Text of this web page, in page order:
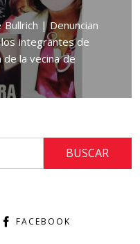
| Denuncian
integrantes de
de la vecina de
FACEBOOK